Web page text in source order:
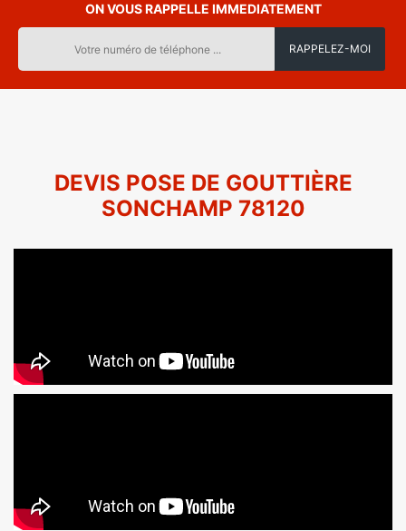
ON VOUS RAPPELLE IMMEDIATEMENT
DEVIS POSE DE GOUTTIÈRE
SONCHAMP 78120